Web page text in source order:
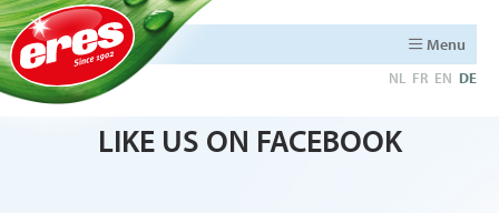
Menu
NL FR EN DE
LIKE US ON FACEBOOK